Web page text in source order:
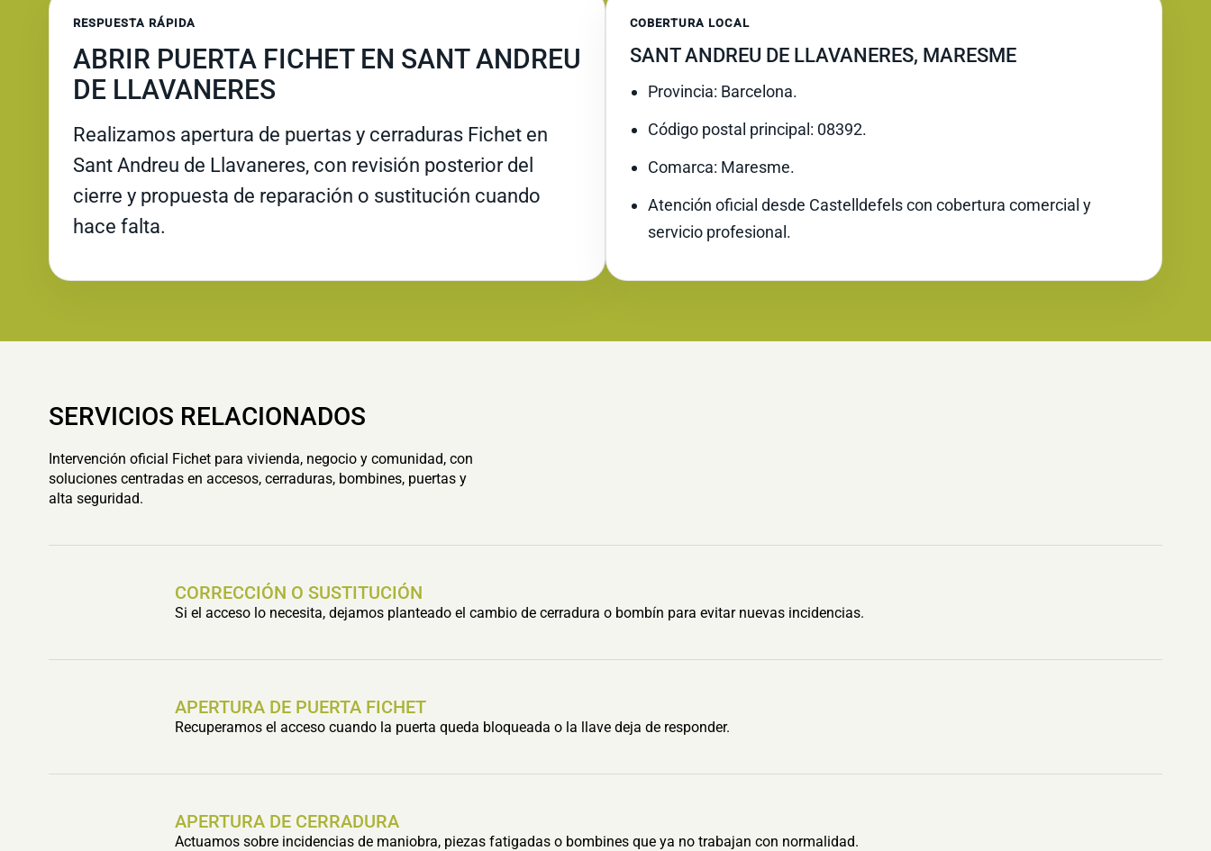
RESPUESTA RÁPIDA
ABRIR PUERTA FICHET EN SANT ANDREU
DE LLAVANERES
Realizamos apertura de puertas y cerraduras Fichet en
Sant Andreu de Llavaneres, con revisión posterior del
cierre y propuesta de reparación o sustitución cuando
hace falta.
COBERTURA LOCAL
SANT ANDREU DE LLAVANERES, MARESME
Provincia: Barcelona.
Código postal principal: 08392.
Comarca: Maresme.
Atención oficial desde Castelldefels con cobertura comercial y
servicio profesional.
SERVICIOS RELACIONADOS
Intervención oficial Fichet para vivienda, negocio y comunidad, con
soluciones centradas en accesos, cerraduras, bombines, puertas y
alta seguridad.
CORRECCIÓN O SUSTITUCIÓN
Si el acceso lo necesita, dejamos planteado el cambio de cerradura o bombín para evitar nuevas incidencias.
APERTURA DE PUERTA FICHET
Recuperamos el acceso cuando la puerta queda bloqueada o la llave deja de responder.
APERTURA DE CERRADURA
Actuamos sobre incidencias de maniobra, piezas fatigadas o bombines que ya no trabajan con normalidad.